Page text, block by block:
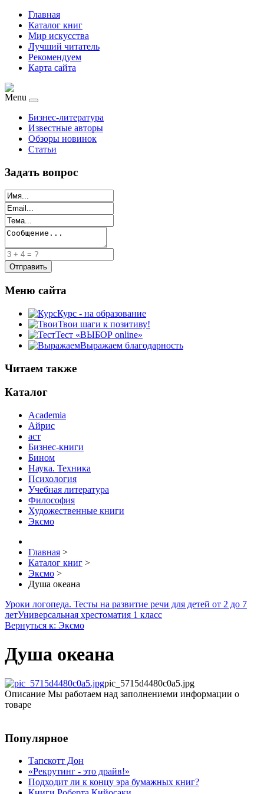
Главная
Каталог книг
Мир искусства
Лучший читатель
Рекомендуем
Карта сайта
Menu
Бизнес-литература
Известные авторы
Обзоры новинок
Статьи
Задать вопрос
Меню сайта
Курс - на образование
Твои шаги к позитиву!
Тест «ВЫБОР online»
Выражаем благодарность
Читаем также
Каталог
Academia
Айрис
аст
Бизнес-книги
Бином
Наука. Техника
Психология
Учебная литература
Философия
Художественные книги
Эксмо
Главная >
Каталог книг >
Эксмо >
Душа океана
Уроки логопеда. Тесты на развитие речи для детей от 2 до 7
летУниверсальная хрестоматия 1 класс
Вернуться к: Эксмо
Душа океана
pic_5715d4480c0a5.jpg
Описание Мы работаем над заполнениеми информации о
товаре
Популярное
Тапскотт Дон
«Рекрутинг - это драйв!»
Подходит ли к концу эра бумажных книг?